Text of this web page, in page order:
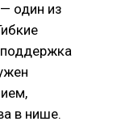
один из
поддержка
в нише.